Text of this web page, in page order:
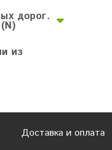
дорог.
из
Доставка и оплата